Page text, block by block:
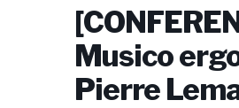
Musico
Pierre